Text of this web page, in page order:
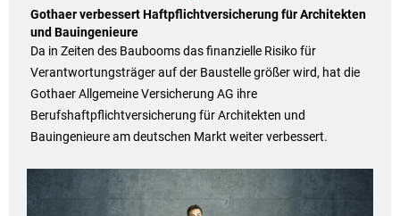
Gothaer verbessert Haftpflichtversicherung für Architekten
und Bauingenieure
Da in Zeiten des Baubooms das finanzielle Risiko für
Verantwortungsträger auf der Baustelle größer wird, hat die
Gothaer Allgemeine Versicherung AG ihre
Berufshaftpflichtversicherung für Architekten und
Bauingenieure am deutschen Markt weiter verbessert.